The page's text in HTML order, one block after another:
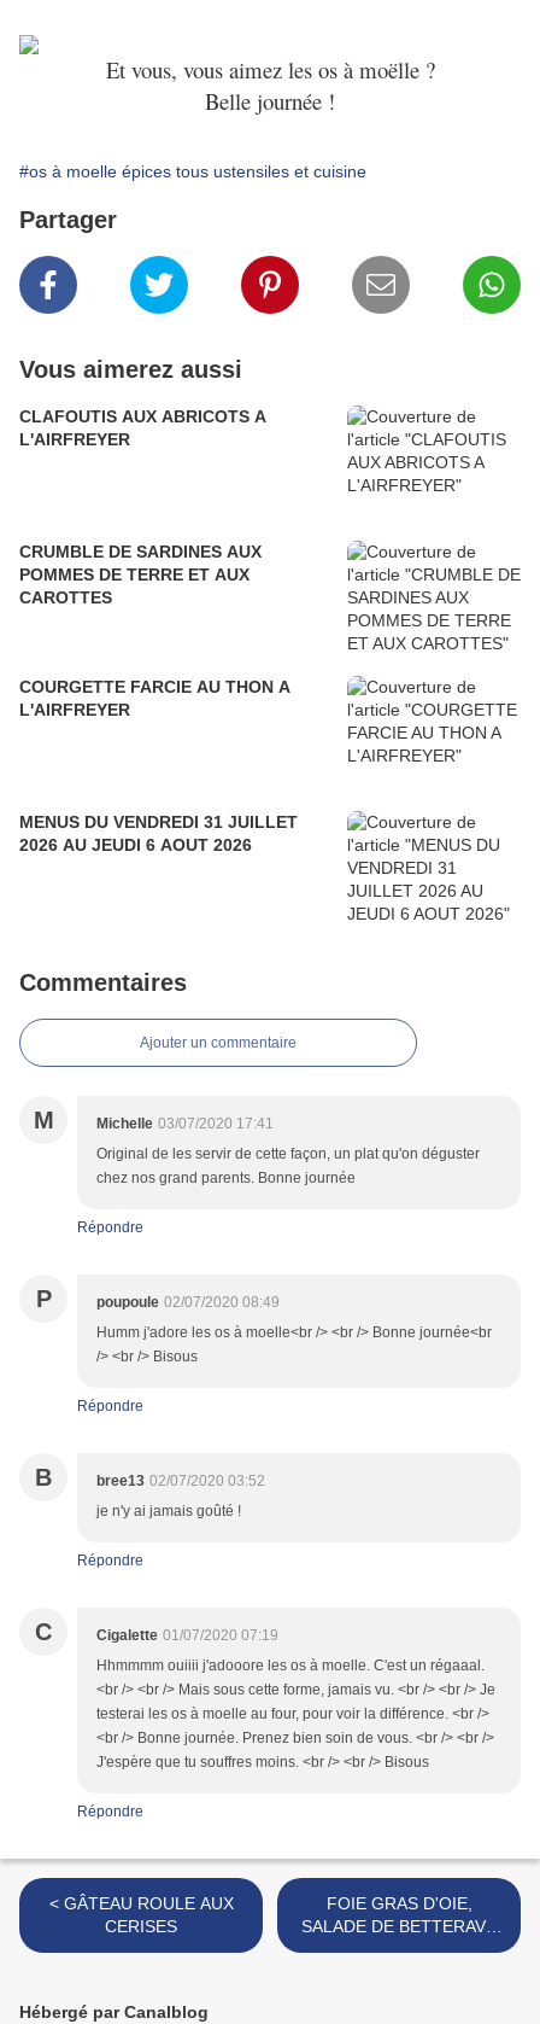
Et vous, vous aimez les os à moëlle ?
Belle journée !
#os à moelle épices tous ustensiles et cuisine
Partager
Vous aimerez aussi
CLAFOUTIS AUX ABRICOTS A
L'AIRFREYER
CRUMBLE DE SARDINES AUX
POMMES DE TERRE ET AUX
CAROTTES
COURGETTE FARCIE AU THON A
L'AIRFREYER
MENUS DU VENDREDI 31 JUILLET
2026 AU JEUDI 6 AOUT 2026
Commentaires
Ajouter un commentaire
M Michelle 03/07/2020 17:41
Original de les servir de cette façon, un plat qu'on déguster
chez nos grand parents. Bonne journée
Répondre
P poupoule 02/07/2020 08:49
Humm j'adore les os à moelle<br /> <br /> Bonne journée<br
/> <br /> Bisous
Répondre
B bree13 02/07/2020 03:52
je n'y ai jamais goûté !
Répondre
C Cigalette 01/07/2020 07:19
Hhmmmm ouiiii j'adooore les os à moelle. C'est un régaaal.
<br /> <br /> Mais sous cette forme, jamais vu. <br /> <br /> Je
testerai les os à moelle au four, pour voir la différence. <br />
<br /> Bonne journée. Prenez bien soin de vous. <br /> <br />
J'espère que tu souffres moins. <br /> <br /> Bisous
Répondre
< GÂTEAU ROULE AUX
CERISES
FOIE GRAS D'OIE,
SALADE DE BETTERAVE
CRUE ET REDUCTION DE
Hébergé par Canalblog